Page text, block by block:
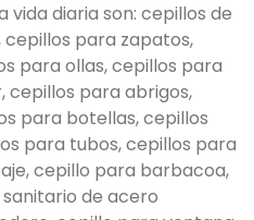
vida diaria son: cepillos de
para zapatos,
para ollas, cepillos para
cepillos para abrigos,
para botellas, cepillos
para tubos, cepillos para
cepillo para barbacoa,
de acero